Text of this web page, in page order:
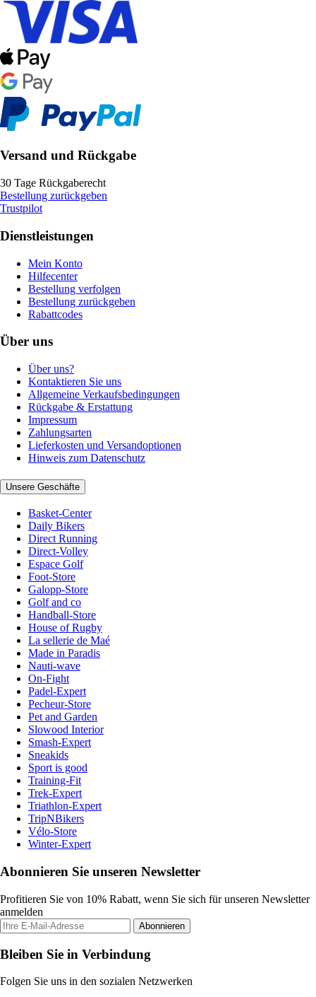
Versand und Rückgabe
30 Tage Rückgaberecht
Bestellung zurückgeben
Trustpilot
Dienstleistungen
Mein Konto
Hilfecenter
Bestellung verfolgen
Bestellung zurückgeben
Rabattcodes
Über uns
Über uns?
Kontaktieren Sie uns
Allgemeine Verkaufsbedingungen
Rückgabe & Erstattung
Impressum
Zahlungsarten
Lieferkosten und Versandoptionen
Hinweis zum Datenschutz
Unsere Geschäfte
Basket-Center
Daily Bikers
Direct Running
Direct-Volley
Espace Golf
Foot-Store
Galopp-Store
Golf and co
Handball-Store
House of Rugby
La sellerie de Maé
Made in Paradis
Nauti-wave
On-Fight
Padel-Expert
Pecheur-Store
Pet and Garden
Slowood Interior
Smash-Expert
Sneakids
Sport is good
Training-Fit
Trek-Expert
Triathlon-Expert
TripNBikers
Vélo-Store
Winter-Expert
Abonnieren Sie unseren Newsletter
Profitieren Sie von 10% Rabatt, wenn Sie sich für unseren Newsletter
anmelden
Abonnieren
Bleiben Sie in Verbindung
Folgen Sie uns in den sozialen Netzwerken